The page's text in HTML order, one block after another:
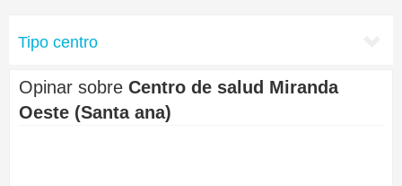
Tipo centro
Opinar sobre Centro de salud Miranda
Oeste (Santa ana)